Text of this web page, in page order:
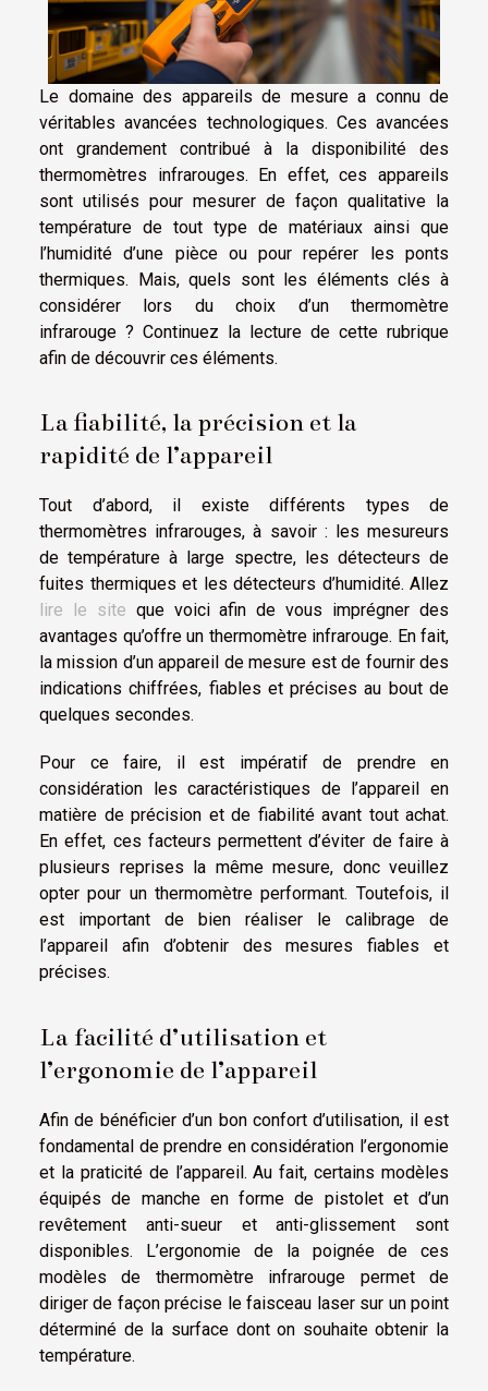
Le domaine des appareils de mesure a connu de
véritables avancées technologiques. Ces avancées
ont grandement contribué à la disponibilité des
thermomètres infrarouges. En effet, ces appareils
sont utilisés pour mesurer de façon qualitative la
température de tout type de matériaux ainsi que
l’humidité d’une pièce ou pour repérer les ponts
thermiques. Mais, quels sont les éléments clés à
considérer lors du choix d’un thermomètre
infrarouge ? Continuez la lecture de cette rubrique
afin de découvrir ces éléments.
La fiabilité, la précision et la
rapidité de l’appareil
Tout d’abord, il existe différents types de
thermomètres infrarouges, à savoir : les mesureurs
de température à large spectre, les détecteurs de
fuites thermiques et les détecteurs d’humidité. Allez
lire le site que voici afin de vous imprégner des
avantages qu’offre un thermomètre infrarouge. En fait,
la mission d’un appareil de mesure est de fournir des
indications chiffrées, fiables et précises au bout de
quelques secondes.
Pour ce faire, il est impératif de prendre en
considération les caractéristiques de l’appareil en
matière de précision et de fiabilité avant tout achat.
En effet, ces facteurs permettent d’éviter de faire à
plusieurs reprises la même mesure, donc veuillez
opter pour un thermomètre performant. Toutefois, il
est important de bien réaliser le calibrage de
l’appareil afin d’obtenir des mesures fiables et
précises.
La facilité d’utilisation et
l’ergonomie de l’appareil
Afin de bénéficier d’un bon confort d’utilisation, il est
fondamental de prendre en considération l’ergonomie
et la praticité de l’appareil. Au fait, certains modèles
équipés de manche en forme de pistolet et d’un
revêtement anti-sueur et anti-glissement sont
disponibles. L’ergonomie de la poignée de ces
modèles de thermomètre infrarouge permet de
diriger de façon précise le faisceau laser sur un point
déterminé de la surface dont on souhaite obtenir la
température.